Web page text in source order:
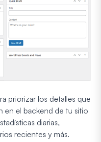
priorizar los detalles que
en el backend de tu sitio
diarias,
recientes y más.